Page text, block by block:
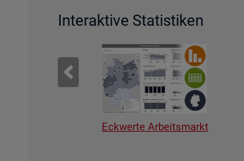
Interaktive Statistiken
Eckwerte Arbeitsmarkt